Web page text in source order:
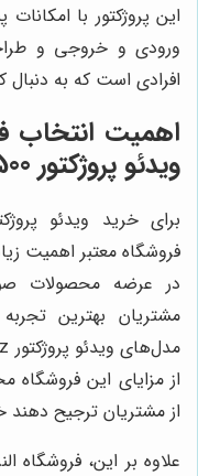
این پروژکتور با
ورودی و خروجی و
افرادی است که به
اهمیت انتخاب
ویدئو پروژکتور owlenz SD500 هوشمند
فروشگاه معتبر اهمیت
در عرضه محصولات
مشتریان بهترین
از مزایای این
از مشتریان ترجیح دهند
علاوه بر این، فروشگاه